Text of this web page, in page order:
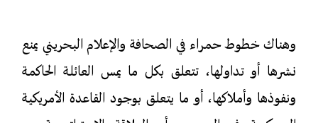
وهناك خطوط حمراء في الصحافة والإعلام البحريني يمنع
نشرها أو تداولها، تتعلق بكل ما يمس العائلة الحاكمة
ونفوذها وأملاكها، أو ما يتعلق بوجود القاعدة الأمريكية